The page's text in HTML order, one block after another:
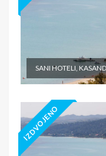
SANI HOTELI,
IZDVOJENO